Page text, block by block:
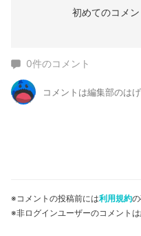
初めてのコメ
0件のコメント
※コメントの投稿前には利用規約
※非ログインユーザーのコメント